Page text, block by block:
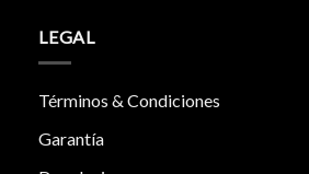
LEGAL
Términos & Condiciones
Garantía